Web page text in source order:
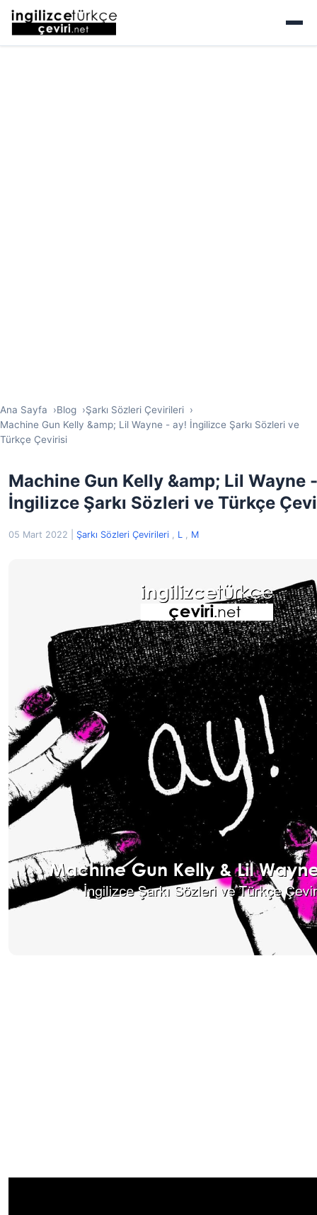
Ana Sayfa Blog
Şarkı Sözleri Çevirileri
Machine Gun Kelly &amp; Lil Wayne - ay! İngilizce Şarkı Sözleri ve
Türkçe Çevirisi
Machine Gun Kelly &amp; Lil Wayne
İngilizce Şarkı Sözleri ve Türkçe
05 Mart 2022 Şarkı Sözleri Çevirileri , L , M